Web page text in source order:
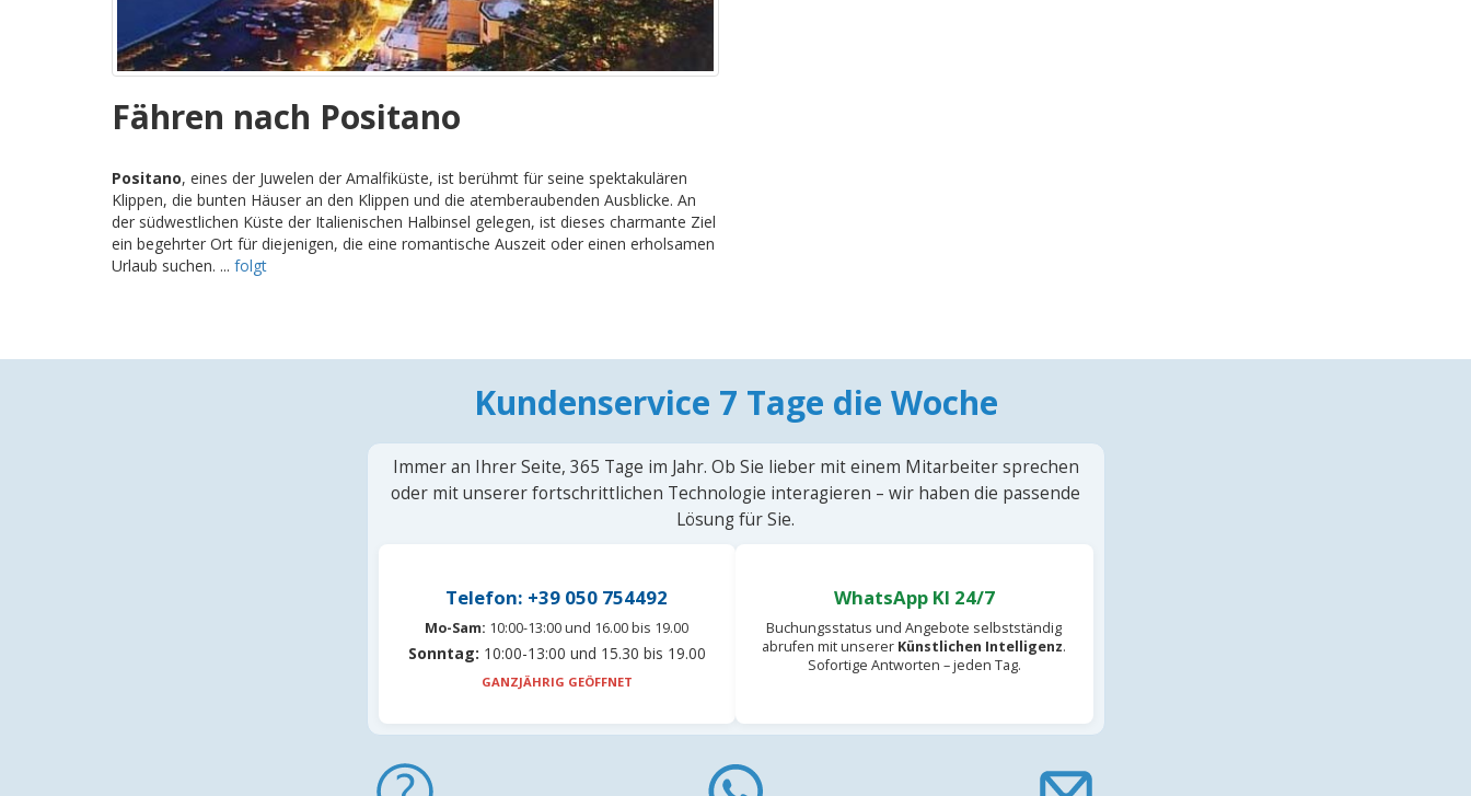
Fähren nach Positano
Positano, eines der Juwelen der Amalfiküste, ist berühmt für seine spektakulären
Klippen, die bunten Häuser an den Klippen und die atemberaubenden Ausblicke. An
der südwestlichen Küste der Italienischen Halbinsel gelegen, ist dieses charmante Ziel
ein begehrter Ort für diejenigen, die eine romantische Auszeit oder einen erholsamen
Urlaub suchen. ... folgt
Kundenservice 7 Tage die Woche
Immer an Ihrer Seite, 365 Tage im Jahr. Ob Sie lieber mit einem Mitarbeiter sprechen
oder mit unserer fortschrittlichen Technologie interagieren – wir haben die passende
Lösung für Sie.
Telefon: +39 050 754492
Mo-Sam: 10:00-13:00 und 16.00 bis 19.00
Sonntag: 10:00-13:00 und 15.30 bis 19.00
GANZJÄHRIG GEÖFFNET
WhatsApp KI 24/7
Buchungsstatus und Angebote selbstständig
abrufen mit unserer Künstlichen Intelligenz.
Sofortige Antworten – jeden Tag.